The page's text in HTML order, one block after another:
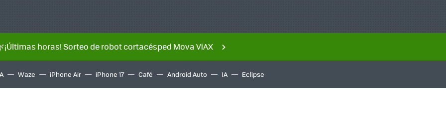
horas! Sorteo de robot cortacésped Mova ViAX
Waze iPhone Air iPhone 17 Café Android Auto IA Eclipse